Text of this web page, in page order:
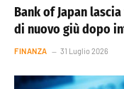
Bank of Japan
di nuovo giù dopo
FINANZA 31 Luglio 2026